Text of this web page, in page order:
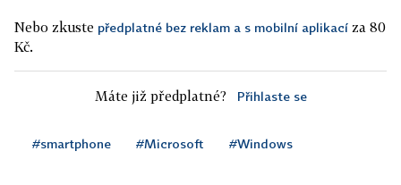
Nebo zkuste předplatné bez reklam a s mobilní aplikací za 80
Kč.
Máte již předplatné? Přihlaste se
#smartphone #Microsoft #Windows